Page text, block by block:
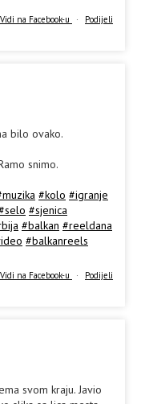
Vidi na Facebook-u · Podijeli
bilo ovako.
snimo.
#kolo #igranje
#sjenica
#balkan #reeldana
#balkanreels
Vidi na Facebook-u · Podijeli
svom kraju. Javio